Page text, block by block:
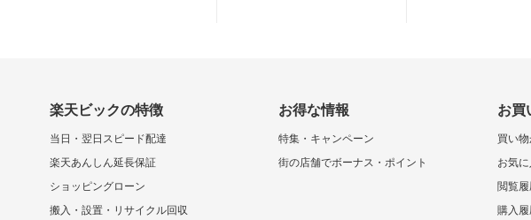
楽天ビックの特徴
当日・翌日スピード配達
楽天あんしん延長保証
ショッピングローン
搬入・設置・リサイクル回収
お得な情報
特集・キャンペーン
街の店舗でボーナス・ポイント
お買
買い
お気に
閲覧履
購入履